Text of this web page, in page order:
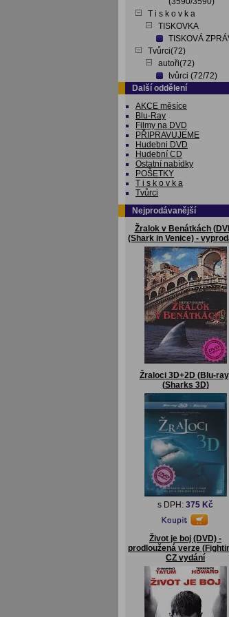
T i s k o v k a
TISKOVKA
TISKOVÁ
Tvůrci(72)
autoři(72)
tvůrci (72/72)
Další oddělení
AKCE měsíce
Blu-Ray
Filmy na DVD
PŘIPRAVUJEME
Hudebni DVD
Hudební CD
Ostatní nabídky
POŠETKY
T i s k o v k a
Tvůrci
Nejprodávanější
Žralok v Benátkách
(Shark in Venice) -
Žraloci 3D+2D (Blu-
(Sharks 3D)
s DPH: 375 Kč
Život je boj (DVD) -
prodloužená verze
CZ vydání